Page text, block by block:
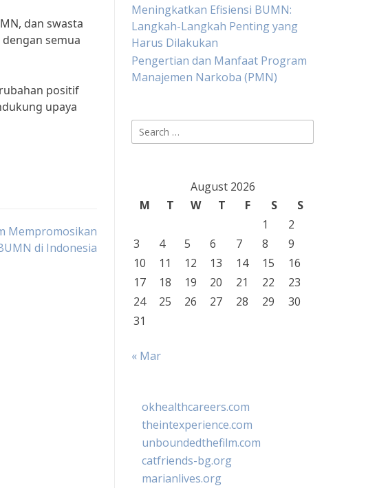
dan swasta
semua
positif
upaya
Mempromosikan
di Indonesia
Meningkatkan Efisiensi BUMN:
Langkah-Langkah Penting yang
Harus Dilakukan
Pengertian dan Manfaat Program
Manajemen Narkoba (PMN)
Search
for:
August 2026
M
T W T F S
S
1
2
3
4 5 6 7 8
9
10
11 12 13 14 15
16
17
18 19 20 21 22
23
24
25 26 27 28 29
30
31
« Mar
okhealthcareers.com
theintexperience.com
unboundedthefilm.com
catfriends-bg.org
marianlives.org